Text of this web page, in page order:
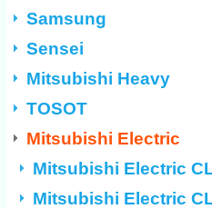
Samsung
Sensei
Mitsubishi Heavy
TOSOT
Mitsubishi Electric
Mitsubishi Electric
Mitsubishi Electric